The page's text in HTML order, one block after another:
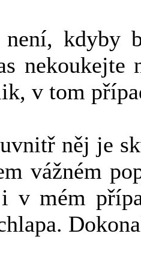
kdyby
nekoukejte
v tom
něj je
vážném
v mém